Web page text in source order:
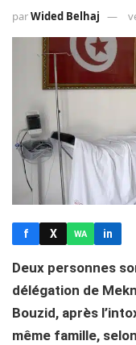
parWided Belhaj
f X WA in
Deux personnes
délégation de
Bouzid, après
même famille,